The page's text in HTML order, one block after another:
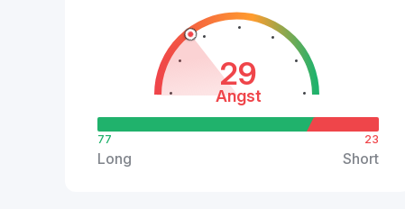
29
Angst
77
Long
23
Short